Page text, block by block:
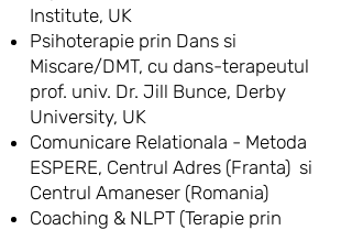
Institute, UK
Psihoterapie prin Dans si
Miscare/DMT, cu dans-terapeutul
prof. univ. Dr. Jill Bunce, Derby
University, UK
Comunicare Relationala - Metoda
ESPERE, Centrul Adres (Franta) si
Centrul Amaneser (Romania)
Coaching & NLPT (Terapie prin